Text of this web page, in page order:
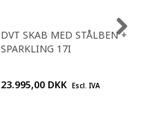
DVT SKAB MED STÅLBEN +
SPARKLING 17I
23.995,00 DKK Escl. IVA